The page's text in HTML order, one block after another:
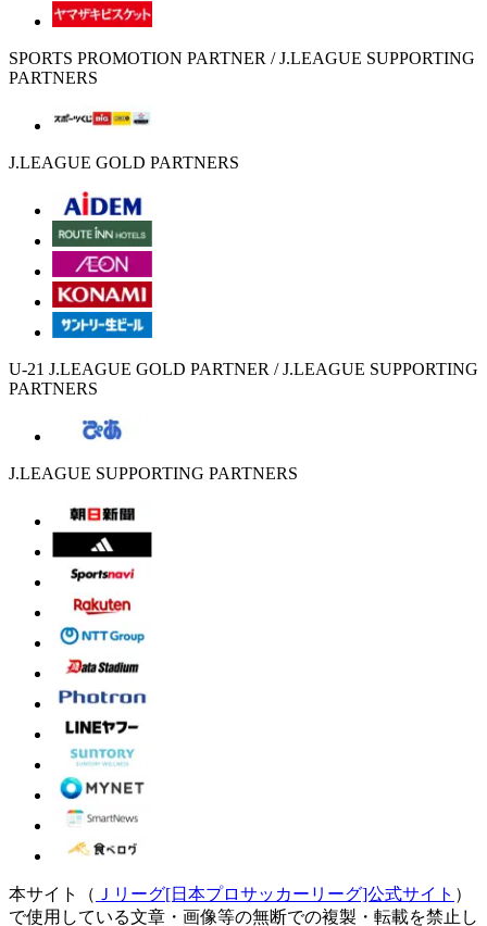
SPORTS PROMOTION PARTNER / J.LEAGUE SUPPORTING
PARTNERS
J.LEAGUE GOLD PARTNERS
U-21 J.LEAGUE GOLD PARTNER / J.LEAGUE SUPPORTING
PARTNERS
J.LEAGUE SUPPORTING PARTNERS
本サイト（ Ｊリーグ[日本プロサッカーリーグ]公式サイト ）
で使用している文章・画像等の無断での複製・転載を禁止し